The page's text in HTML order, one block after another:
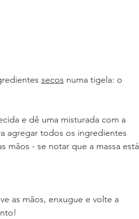
secos numa tigela: o
e dê uma misturada com a
agregar todos os ingredientes
mãos - se notar que a massa está
as mãos, enxugue e volte a